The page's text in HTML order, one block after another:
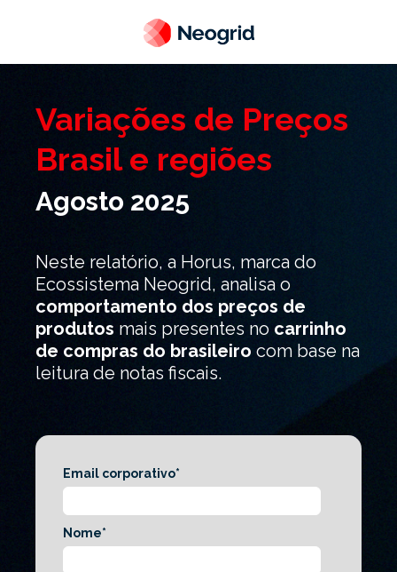
Variações de Preços
Brasil e regiões
Agosto 2025
Neste relatório, a Horus, marca do
Ecossistema Neogrid, analisa o
comportamento dos preços de
produtos mais presentes no carrinho
de compras do brasileiro com base na
leitura de notas fiscais.
Email corporativo*
Nome*